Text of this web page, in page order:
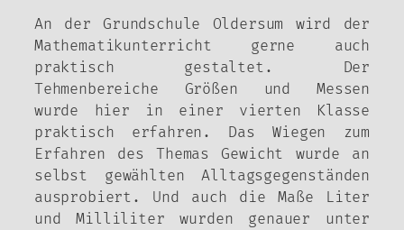
An der Grundschule Oldersum wird der
Mathematikunterricht gerne auch
praktisch gestaltet. Der
Tehmenbereiche Größen und Messen
wurde hier in einer vierten Klasse
praktisch erfahren. Das Wiegen zum
Erfahren des Themas Gewicht wurde an
selbst gewählten Alltagsgegenständen
ausprobiert. Und auch die Maße Liter
und Milliliter wurden genauer unter